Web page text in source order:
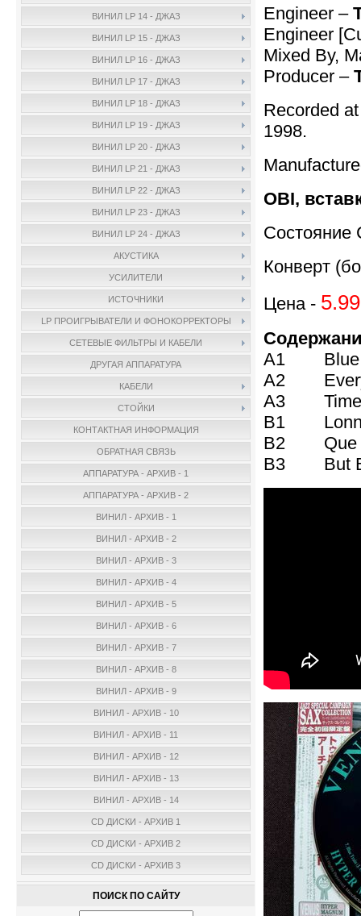
ВИНИЛ LP 14 - ДЖАЗ
ВИНИЛ LP 15 - ДЖАЗ
ВИНИЛ LP 16 - ДЖАЗ
ВИНИЛ LP 17 - ДЖАЗ
ВИНИЛ LP 18 - ДЖАЗ
ВИНИЛ LP 19 - ДЖАЗ
ВИНИЛ LP 20 - ДЖАЗ
ВИНИЛ LP 21 - ДЖАЗ
ВИНИЛ LP 22 - ДЖАЗ
ВИНИЛ LP 23 - ДЖАЗ
ВИНИЛ LP 24 - ДЖАЗ
АКУСТИКА
УСИЛИТЕЛИ
ИСТОЧНИКИ
LP ПРОИГРЫВАТЕЛИ И ФОНОКОРРЕКТОРЫ
СЕТЕВЫЕ ФИЛЬТРЫ И КАБЕЛИ
ДРУГАЯ АППАРАТУРА
КАБЕЛИ
СТОЙКИ
КОНТАКТНАЯ ИНФОРМАЦИЯ
ОБРАТНАЯ СВЯЗЬ
АППАРАТУРА - АРХИВ - 1
АППАРАТУРА - АРХИВ - 2
ВИНИЛ - АРХИВ - 1
ВИНИЛ - АРХИВ - 2
ВИНИЛ - АРХИВ - 3
ВИНИЛ - АРХИВ - 4
ВИНИЛ - АРХИВ - 5
ВИНИЛ - АРХИВ - 6
ВИНИЛ - АРХИВ - 7
ВИНИЛ - АРХИВ - 8
ВИНИЛ - АРХИВ - 9
ВИНИЛ - АРХИВ - 10
ВИНИЛ - АРХИВ - 11
ВИНИЛ - АРХИВ - 12
ВИНИЛ - АРХИВ - 13
ВИНИЛ - АРХИВ - 14
CD ДИСКИ - АРХИВ 1
CD ДИСКИ - АРХИВ 2
CD ДИСКИ - АРХИВ 3
ПОИСК ПО САЙТУ
Engineer –
Engineer
Mixed By,
Producer –
Recorded
1998.
OBI,
Состояние
Конверт
Цена -
A1 Blue
A2
A3 Time
B1
B2 Que
B3 But